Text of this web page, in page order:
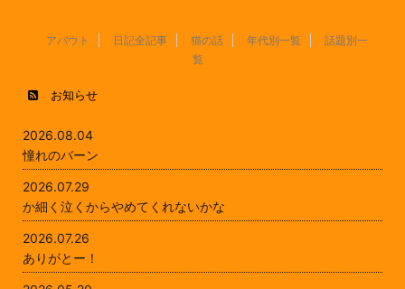
アバウト 日記全記事 猫の話 年代別一覧
話題別一
覧
お知らせ
2026.08.04
憧れのバーン
2026.07.29
か細く泣くからやめてくれないかな
2026.07.26
ありがとー！